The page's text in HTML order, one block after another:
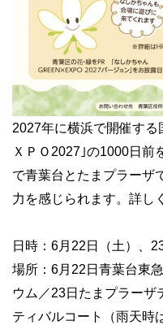
2027年に横浜で開催する
ＸＰＯ2027｣の1000日前
で青葉台とたまプラーザ
力を感じられます。詳し
日時：6月22日（土）、
場所：6月22日青葉台東
ウム／23日たまプラー
ティバルコート（雨天時